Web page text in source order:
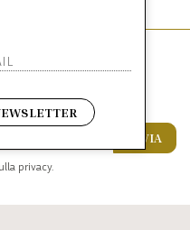
privacy.
INVIA